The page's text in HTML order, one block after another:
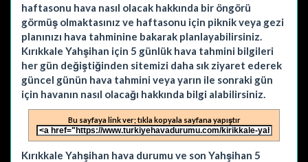
haftasonu hava nasıl olacak hakkında bir öngörü
görmüş olmaktasınız ve haftasonu için piknik veya gezi
planınızı hava tahminine bakarak planlayabilirsiniz.
Kırıkkale Yahşihan için 5 günlük hava tahmini bilgileri
her gün değiştiğinden sitemizi daha sık ziyaret ederek
güncel günün hava tahmini veya yarın ile sonraki gün
için havanın nasıl olacağı hakkında bilgi alabilirsiniz.
Bu sayfaya link ver; tıkla kopyala sayfana yapıştır
Kırıkkale Yahşihan hava durumu ve son Yahşihan 5